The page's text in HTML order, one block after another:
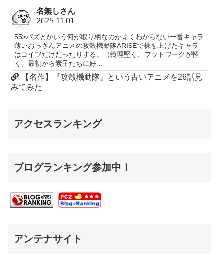
名無しさん
2025.11.01
55>パズとかいう何が取り柄なのかよくわからない一番キャラ
薄いおっさんアニメの攻殻機動隊ARISEで株を上げたキャラ
はコイツだけだったりする。（義理堅く、フットワークが軽
く、最初から素子たちに好...
【名作】『攻殻機動隊』という古いアニメを26話見
みてみた
アクセスランキング
ブログランキング参加中！
アンテナサイト